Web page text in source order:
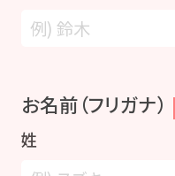
お名前（フリガナ）
姓